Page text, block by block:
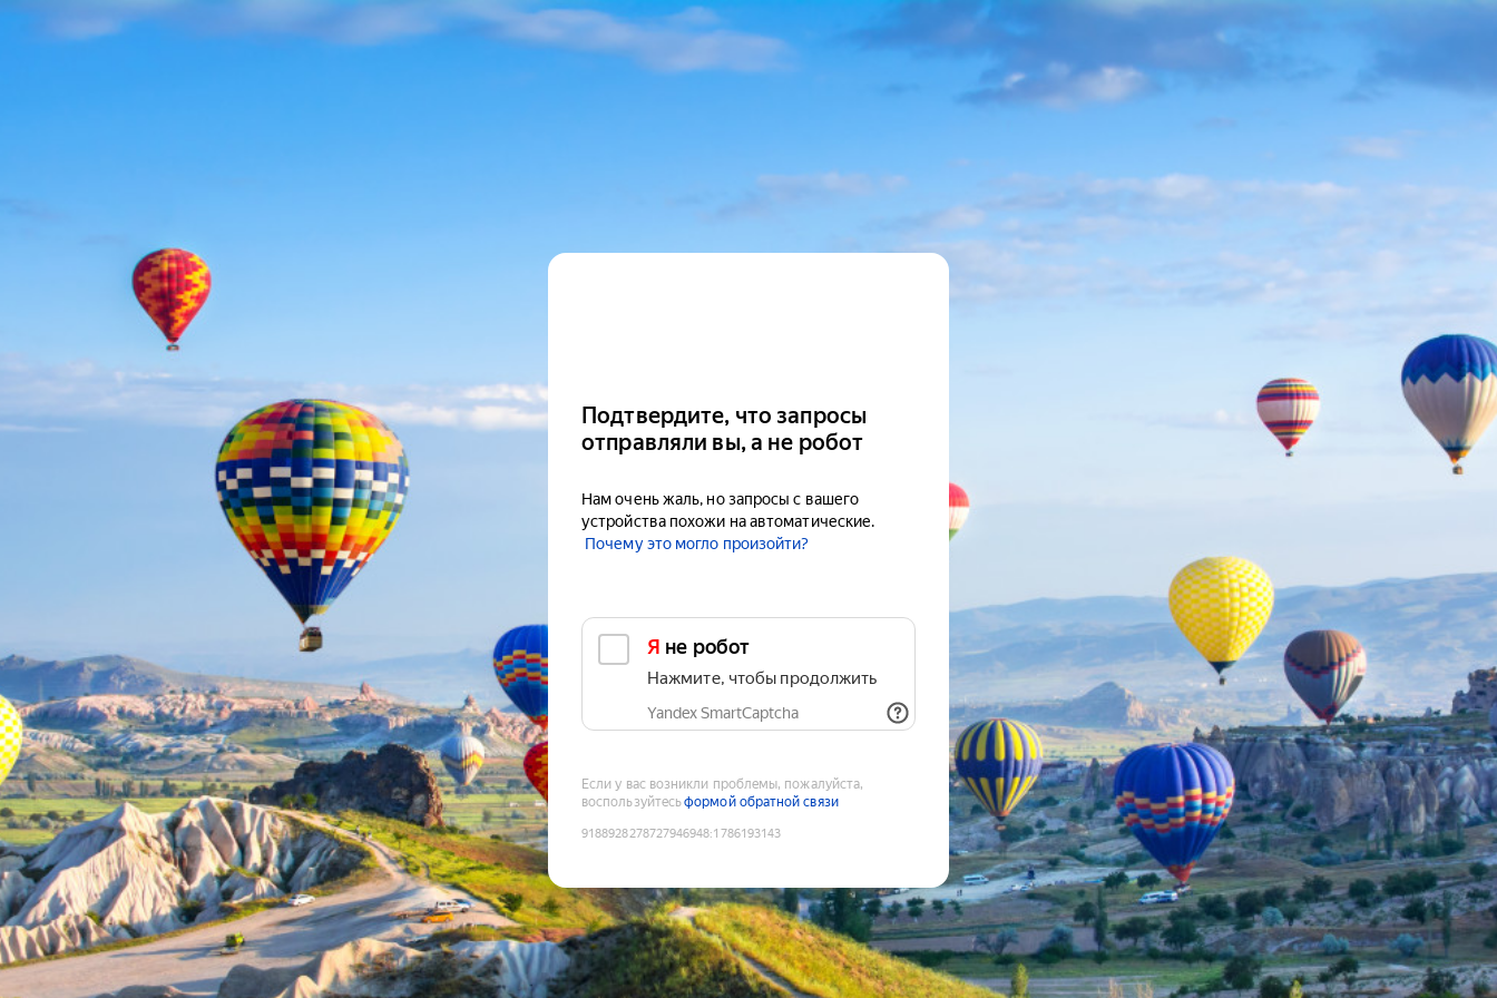
Подтвердите, что запросы
отправляли вы, а не робот
Нам очень жаль, но запросы с вашего
устройства похожи на автоматические.
Почему это могло произойти?
Я не робот
Нажмите, чтобы продолжить
Yandex SmartCaptcha
Если у вас возникли проблемы, пожалуйста,
воспользуйтесьформой обратной связи
9188928278727946948:1786193143